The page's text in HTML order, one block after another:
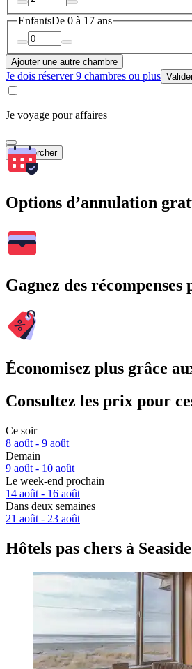
EnfantsDe 0 à 17 ans
Ajouter une autre chambre
Je dois réserver 9 chambres ou plus
Je voyage pour affaires
Rechercher
Options d’annulation
Gagnez des
Économisez plus grâce
Consultez les prix pour
Ce soir
8 août - 9 août
Demain
9 août - 10 août
Le week-end prochain
14 août - 16 août
Dans deux semaines
21 août - 23 août
Hôtels pas chers à Seaside